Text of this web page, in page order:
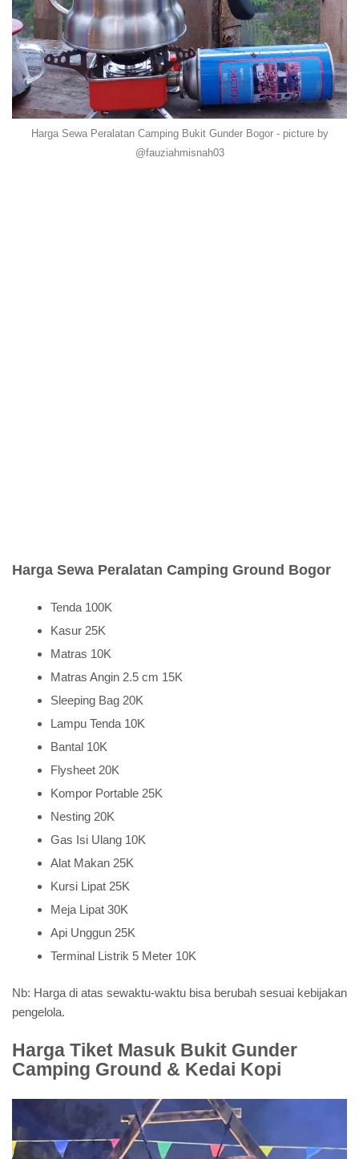
Harga Sewa Peralatan Camping Bukit Gunder Bogor - picture by
@fauziahmisnah03
Harga Sewa Peralatan Camping Ground Bogor
Tenda 100K
Kasur 25K
Matras 10K
Matras Angin 2.5 cm 15K
Sleeping Bag 20K
Lampu Tenda 10K
Bantal 10K
Flysheet 20K
Kompor Portable 25K
Nesting 20K
Gas Isi Ulang 10K
Alat Makan 25K
Kursi Lipat 25K
Meja Lipat 30K
Api Unggun 25K
Terminal Listrik 5 Meter 10K
Nb: Harga di atas sewaktu-waktu bisa berubah sesuai kebijakan
pengelola.
Harga Tiket Masuk Bukit Gunder
Camping Ground & Kedai Kopi